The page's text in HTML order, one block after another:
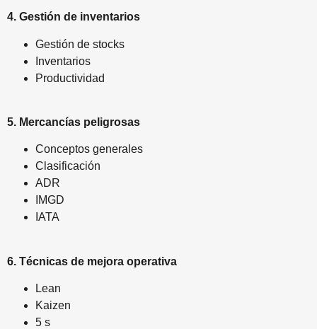
4. Gestión de inventarios
Gestión de stocks
Inventarios
Productividad
5. Mercancías peligrosas
Conceptos generales
Clasificación
ADR
IMGD
IATA
6. Técnicas de mejora operativa
Lean
Kaizen
5 s